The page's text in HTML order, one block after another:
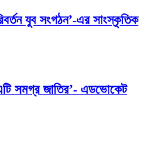
যুব সংগঠন’-এর সাংস্কৃতিক
সমগ্র জাতির’- এডভোকেট